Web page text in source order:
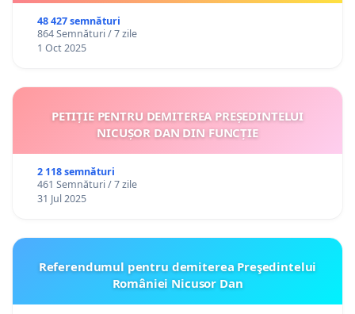
48 427 semnături
864 Semnături / 7 zile
1 Oct 2025
PETIȚIE PENTRU DEMITEREA PREȘEDINTELUI
NICUȘOR DAN DIN FUNCȚIE
2 118 semnături
461 Semnături / 7 zile
31 Jul 2025
Referendumul pentru demiterea Preşedintelui
României Nicusor Dan